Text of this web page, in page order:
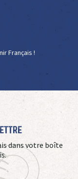
Français !
dans votre boîte